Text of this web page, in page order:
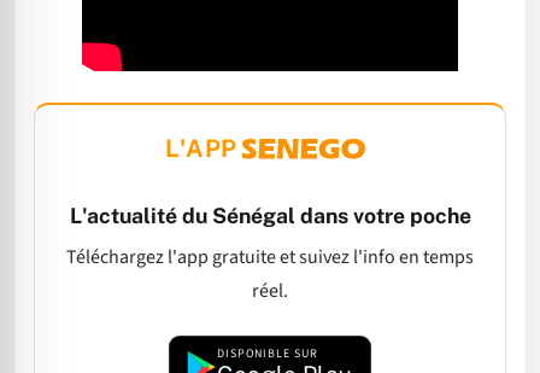
L'APP
L'actualité du Sénégal dans votre poche
Téléchargez l'app gratuite et suivez l'info en temps
réel.
DISPONIBLE SUR